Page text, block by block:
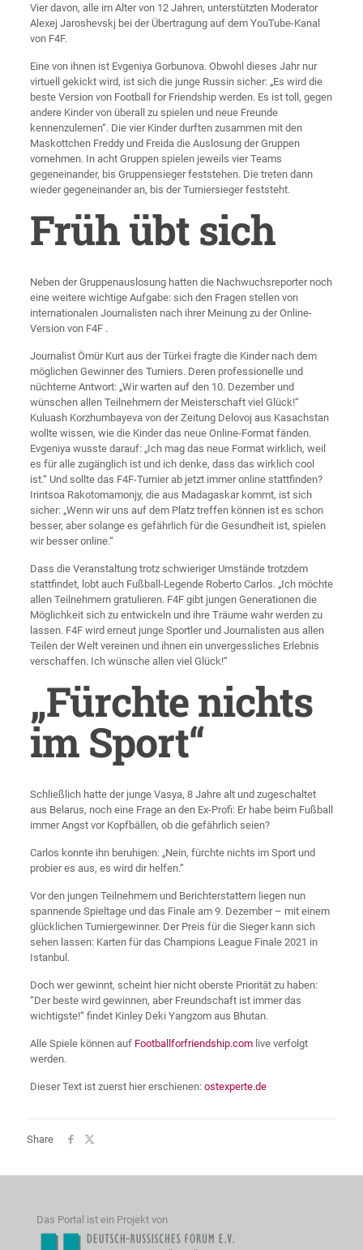
Vier davon, alle im Alter von 12 Jahren, unterstützten Moderator
Alexej Jaroshevskj bei der Übertragung auf dem YouTube-Kanal
von F4F.
Eine von ihnen ist Evgeniya Gorbunova. Obwohl dieses Jahr nur
virtuell gekickt wird, ist sich die junge Russin sicher: „Es wird die
beste Version von Football for Friendship werden. Es ist toll, gegen
andere Kinder von überall zu spielen und neue Freunde
kennenzulernen“. Die vier Kinder durften zusammen mit den
Maskottchen Freddy und Freida die Auslosung der Gruppen
vornehmen. In acht Gruppen spielen jeweils vier Teams
gegeneinander, bis Gruppensieger feststehen. Die treten dann
wieder gegeneinander an, bis der Turniersieger feststeht.
Früh übt sich
Neben der Gruppenauslosung hatten die Nachwuchsreporter noch
eine weitere wichtige Aufgabe: sich den Fragen stellen von
internationalen Journalisten nach ihrer Meinung zu der Online-
Version von F4F .
Journalist Ömür Kurt aus der Türkei fragte die Kinder nach dem
möglichen Gewinner des Turniers. Deren professionelle und
nüchterne Antwort: „Wir warten auf den 10. Dezember und
wünschen allen Teilnehmern der Meisterschaft viel Glück!“
Kuluash Korzhumbayeva von der Zeitung Delovoj aus Kasachstan
wollte wissen, wie die Kinder das neue Online-Format fänden.
Evgeniya wusste darauf: „Ich mag das neue Format wirklich, weil
es für alle zugänglich ist und ich denke, dass das wirklich cool
ist.“ Und sollte das F4F-Turnier ab jetzt immer online stattfinden?
Irintsoa Rakotomamonjy, die aus Madagaskar kommt, ist sich
sicher: „Wenn wir uns auf dem Platz treffen können ist es schon
besser, aber solange es gefährlich für die Gesundheit ist, spielen
wir besser online.“
Dass die Veranstaltung trotz schwieriger Umstände trotzdem
stattfindet, lobt auch Fußball-Legende Roberto Carlos. „Ich möchte
allen Teilnehmern gratulieren. F4F gibt jungen Generationen die
Möglichkeit sich zu entwickeln und ihre Träume wahr werden zu
lassen. F4F wird erneut junge Sportler und Journalisten aus allen
Teilen der Welt vereinen und ihnen ein unvergessliches Erlebnis
verschaffen. Ich wünsche allen viel Glück!“
„Fürchte nichts
im Sport“
Schließlich hatte der junge Vasya, 8 Jahre alt und zugeschaltet
aus Belarus, noch eine Frage an den Ex-Profi: Er habe beim Fußball
immer Angst vor Kopfbällen, ob die gefährlich seien?
Carlos konnte ihn beruhigen: „Nein, fürchte nichts im Sport und
probier es aus, es wird dir helfen.“
Vor den jungen Teilnehmern und Berichterstattern liegen nun
spannende Spieltage und das Finale am 9. Dezember – mit einem
glücklichen Turniergewinner. Der Preis für die Sieger kann sich
sehen lassen: Karten für das Champions League Finale 2021 in
Istanbul.
Doch wer gewinnt, scheint hier nicht oberste Priorität zu haben:
“Der beste wird gewinnen, aber Freundschaft ist immer das
wichtigste!“ findet Kinley Deki Yangzom aus Bhutan.
Alle Spiele können auf Footballforfriendship.comlive verfolgt
werden.
Dieser Text ist zuerst hier erschienen: ostexperte.de
Share
Das Portal ist ein Projekt von